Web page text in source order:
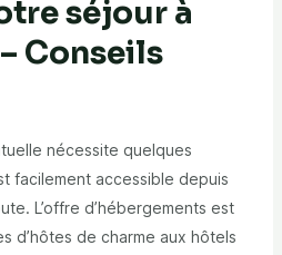
séjour à
Conseils
nécessite quelques
facilement accessible depuis
L’offre d’hébergements est
d’hôtes de charme aux hôtels